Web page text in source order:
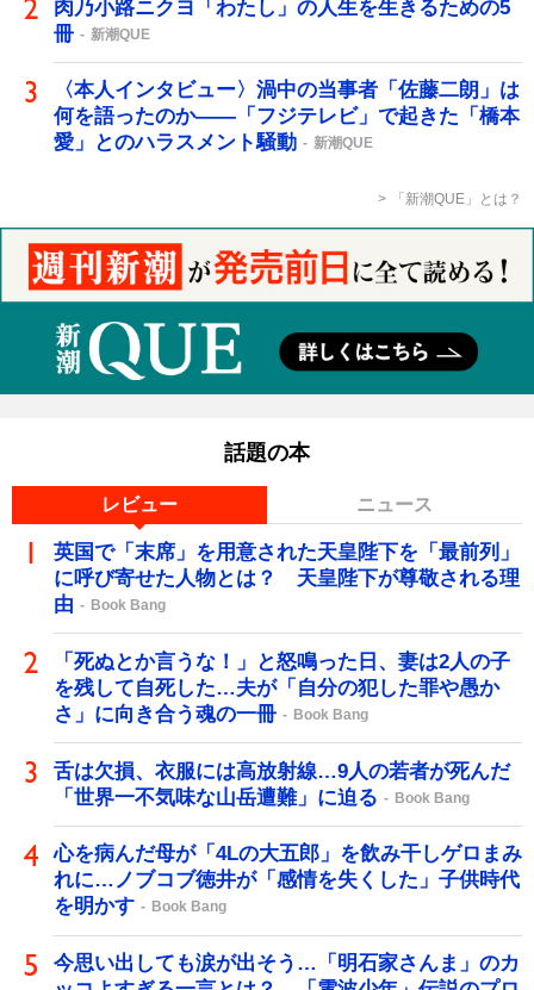
肉乃小路ニクヨ「わたし」の人生を生きるための5
冊
新潮QUE
〈本人インタビュー〉渦中の当事者「佐藤二朗」は
何を語ったのか――「フジテレビ」で起きた「橋本
愛」とのハラスメント騒動
新潮QUE
「新潮QUE」とは？
話題の本
レビュー ニュース
英国で「末席」を用意された天皇陛下を「最前列」
に呼び寄せた人物とは？ 天皇陛下が尊敬される理
由
Book Bang
「死ぬとか言うな！」と怒鳴った日、妻は2人の子
を残して自死した…夫が「自分の犯した罪や愚か
さ」に向き合う魂の一冊
Book Bang
舌は欠損、衣服には高放射線…9人の若者が死んだ
「世界一不気味な山岳遭難」に迫る
Book Bang
心を病んだ母が「4Lの大五郎」を飲み干しゲロまみ
れに…ノブコブ徳井が「感情を失くした」子供時代
を明かす
Book Bang
今思い出しても涙が出そう…「明石家さんま」のカ